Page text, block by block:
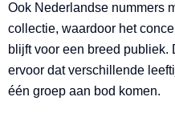
Ook Nederlandse nummers
collectie, waardoor het
blijft voor een breed publiek.
ervoor dat verschillende
één groep aan bod komen.